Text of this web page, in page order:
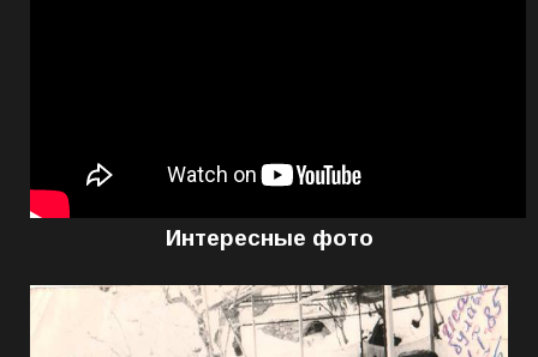
Интересные фото